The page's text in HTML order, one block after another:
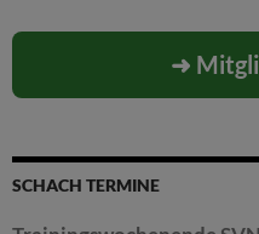
➜
SCHACH TERMINE